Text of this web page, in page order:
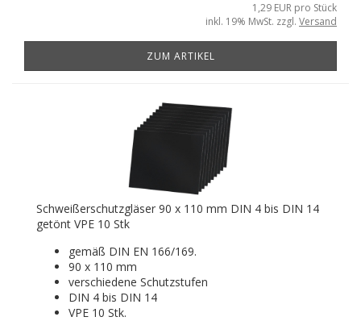
1,29 EUR pro Stück
inkl. 19% MwSt. zzgl. Versand
ZUM ARTIKEL
Schweißerschutzgläser 90 x 110 mm DIN 4 bis DIN 14
getönt VPE 10 Stk
gemäß DIN EN 166/169.
90 x 110 mm
verschiedene Schutzstufen
DIN 4 bis DIN 14
VPE 10 Stk.